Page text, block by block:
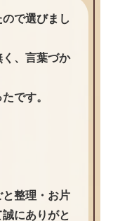
で選びまし
、言葉づか
です。
整理・お片
にありがと